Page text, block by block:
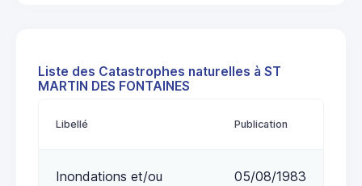
Liste des Catastrophes naturelles à ST
MARTIN DES FONTAINES
Libellé Publication
Inondations et/ou
05/08/1983